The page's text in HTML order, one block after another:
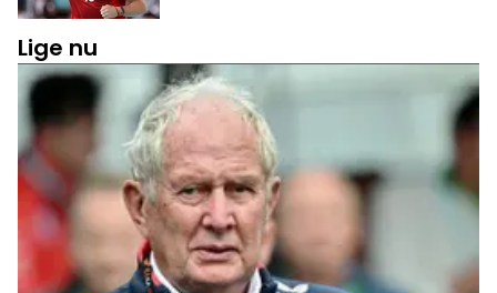
Lige nu